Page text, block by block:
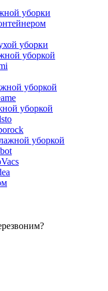
уборки
уборки
уборкой
уборкой
уборкой
уборкой